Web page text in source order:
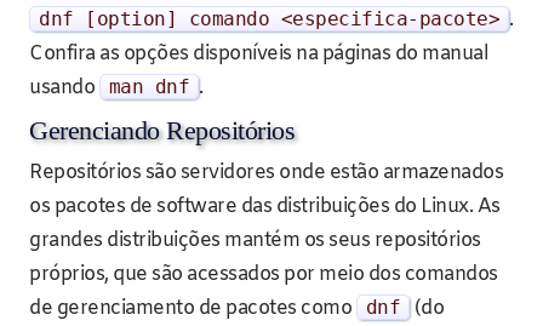
dnf [ option] comando <especifica- pacote> .
Confira as opções disponíveis na páginas do manual
usando
man dnf .
Gerenciando Repositórios
Repositórios são servidores onde estão armazenados
os pacotes de software das distribuições do Linux. As
grandes distribuições mantém os seus repositórios
próprios, que são acessados por meio dos comandos
de gerenciamento de pacotes como
dnf (do